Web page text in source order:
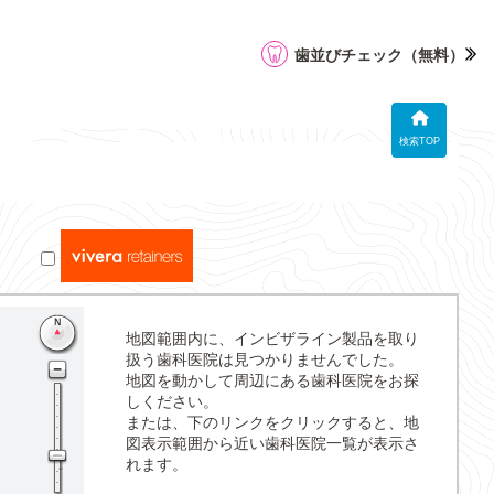
検索TOP
歯並びチェック （無料）
地図範囲内に、インビザライン製品を取り
扱う歯科医院は見つかりませんでした。
地図を動かして周辺にある歯科医院をお探
しください。
または、下のリンクをクリックすると、地
図表示範囲から近い歯科医院一覧が表示さ
れます。